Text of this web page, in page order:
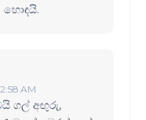
හොඳයි.
AM
ගල් අඟුරු,